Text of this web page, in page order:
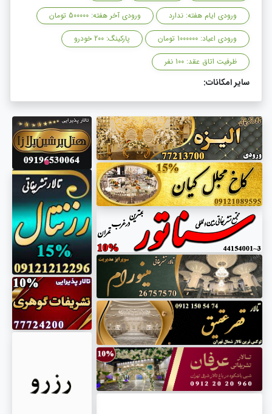
ورودی ایام هفته: ندارد
ورودی آخر هفته: 500000 تومان
ورودی اعیاد: 1000000 تومان
پارکینگ: 200 خودرو
ظرفیت اتاق عقد: 100 نفر
سایر امکانات: